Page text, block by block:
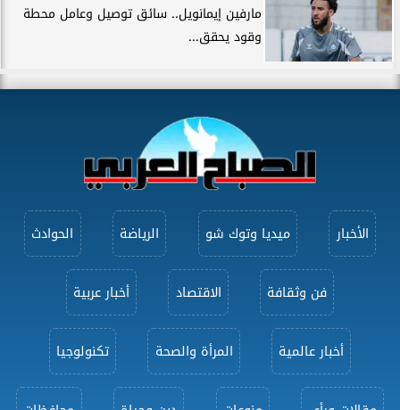
مارفين إيمانويل.. سائق توصيل وعامل محطة
وقود يحقق...
الأخبار ميديا وتوك شو الرياضة الحوادث
فن وثقافة الاقتصاد أخبار عربية
أخبار عالمية المرأة والصحة تكنولوجيا